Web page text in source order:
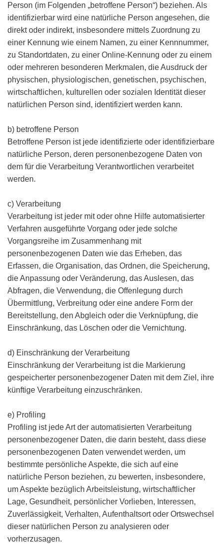
Person (im Folgenden „betroffene Person“) beziehen. Als
identifizierbar wird eine natürliche Person angesehen, die
direkt oder indirekt, insbesondere mittels Zuordnung zu
einer Kennung wie einem Namen, zu einer Kennnummer,
zu Standortdaten, zu einer Online-Kennung oder zu einem
oder mehreren besonderen Merkmalen, die Ausdruck der
physischen, physiologischen, genetischen, psychischen,
wirtschaftlichen, kulturellen oder sozialen Identität dieser
natürlichen Person sind, identifiziert werden kann.
b) betroffene Person
Betroffene Person ist jede identifizierte oder identifizierbare
natürliche Person, deren personenbezogene Daten von
dem für die Verarbeitung Verantwortlichen verarbeitet
werden.
c) Verarbeitung
Verarbeitung ist jeder mit oder ohne Hilfe automatisierter
Verfahren ausgeführte Vorgang oder jede solche
Vorgangsreihe im Zusammenhang mit
personenbezogenen Daten wie das Erheben, das
Erfassen, die Organisation, das Ordnen, die Speicherung,
die Anpassung oder Veränderung, das Auslesen, das
Abfragen, die Verwendung, die Offenlegung durch
Übermittlung, Verbreitung oder eine andere Form der
Bereitstellung, den Abgleich oder die Verknüpfung, die
Einschränkung, das Löschen oder die Vernichtung.
d) Einschränkung der Verarbeitung
Einschränkung der Verarbeitung ist die Markierung
gespeicherter personenbezogener Daten mit dem Ziel, ihre
künftige Verarbeitung einzuschränken.
e) Profiling
Profiling ist jede Art der automatisierten Verarbeitung
personenbezogener Daten, die darin besteht, dass diese
personenbezogenen Daten verwendet werden, um
bestimmte persönliche Aspekte, die sich auf eine
natürliche Person beziehen, zu bewerten, insbesondere,
um Aspekte bezüglich Arbeitsleistung, wirtschaftlicher
Lage, Gesundheit, persönlicher Vorlieben, Interessen,
Zuverlässigkeit, Verhalten, Aufenthaltsort oder Ortswechsel
dieser natürlichen Person zu analysieren oder
vorherzusagen.